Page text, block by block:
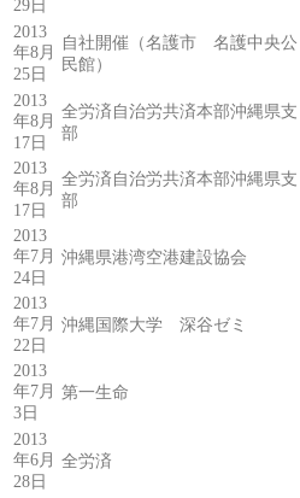
29日
2013
年8月
25日
自社開催（名護市 名護中央公
民館）
2013
年8月
17日
全労済自治労共済本部沖縄県支
部
2013
年8月
17日
全労済自治労共済本部沖縄県支
部
2013
年7月
24日
沖縄県港湾空港建設協会
2013
年7月
22日
沖縄国際大学 深谷ゼミ
2013
年7月
3日
第一生命
2013
年6月
28日
全労済